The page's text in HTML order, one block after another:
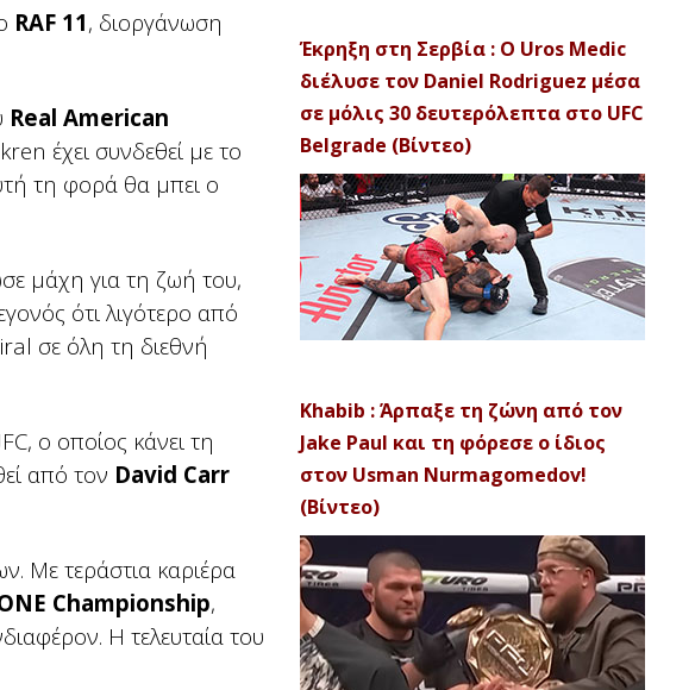
RAF 11, διοργάνωση
Real American
έχει συνδεθεί με το
τη φορά θα μπει ο
μάχη για τη ζωή του,
ότι λιγότερο από
σε όλη τη διεθνή
ο οποίος κάνει τη
από τον David Carr
Με τεράστια καριέρα
Championship,
Η τελευταία του
Έκρηξη στη Σερβία : Ο Uros Medic
διέλυσε τον Daniel Rodriguez μέσα
σε μόλις 30 δευτερόλεπτα στο UFC
Belgrade (Βίντεο)
Khabib : Άρπαξε τη ζώνη από τον
Jake Paul και τη φόρεσε ο ίδιος
στον Usman Nurmagomedov!
(Βίντεο)